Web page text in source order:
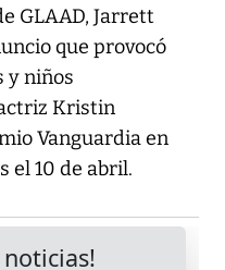
GLAAD, Jarrett
que provocó
y niños
Kristin
Vanguardia en
el 10 de abril.